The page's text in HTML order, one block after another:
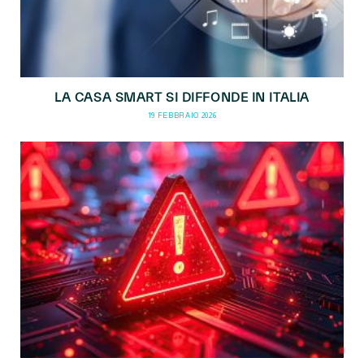
LA CASA SMART SI DIFFONDE IN ITALIA
19 FEBBRAIO 2026